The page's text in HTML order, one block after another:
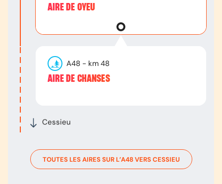
Cessieu
AIRE DE OYEU
A48 - km 48
AIRE DE CHANSES
TOUTES LES AIRES SUR L’A48VERSCESSIEU